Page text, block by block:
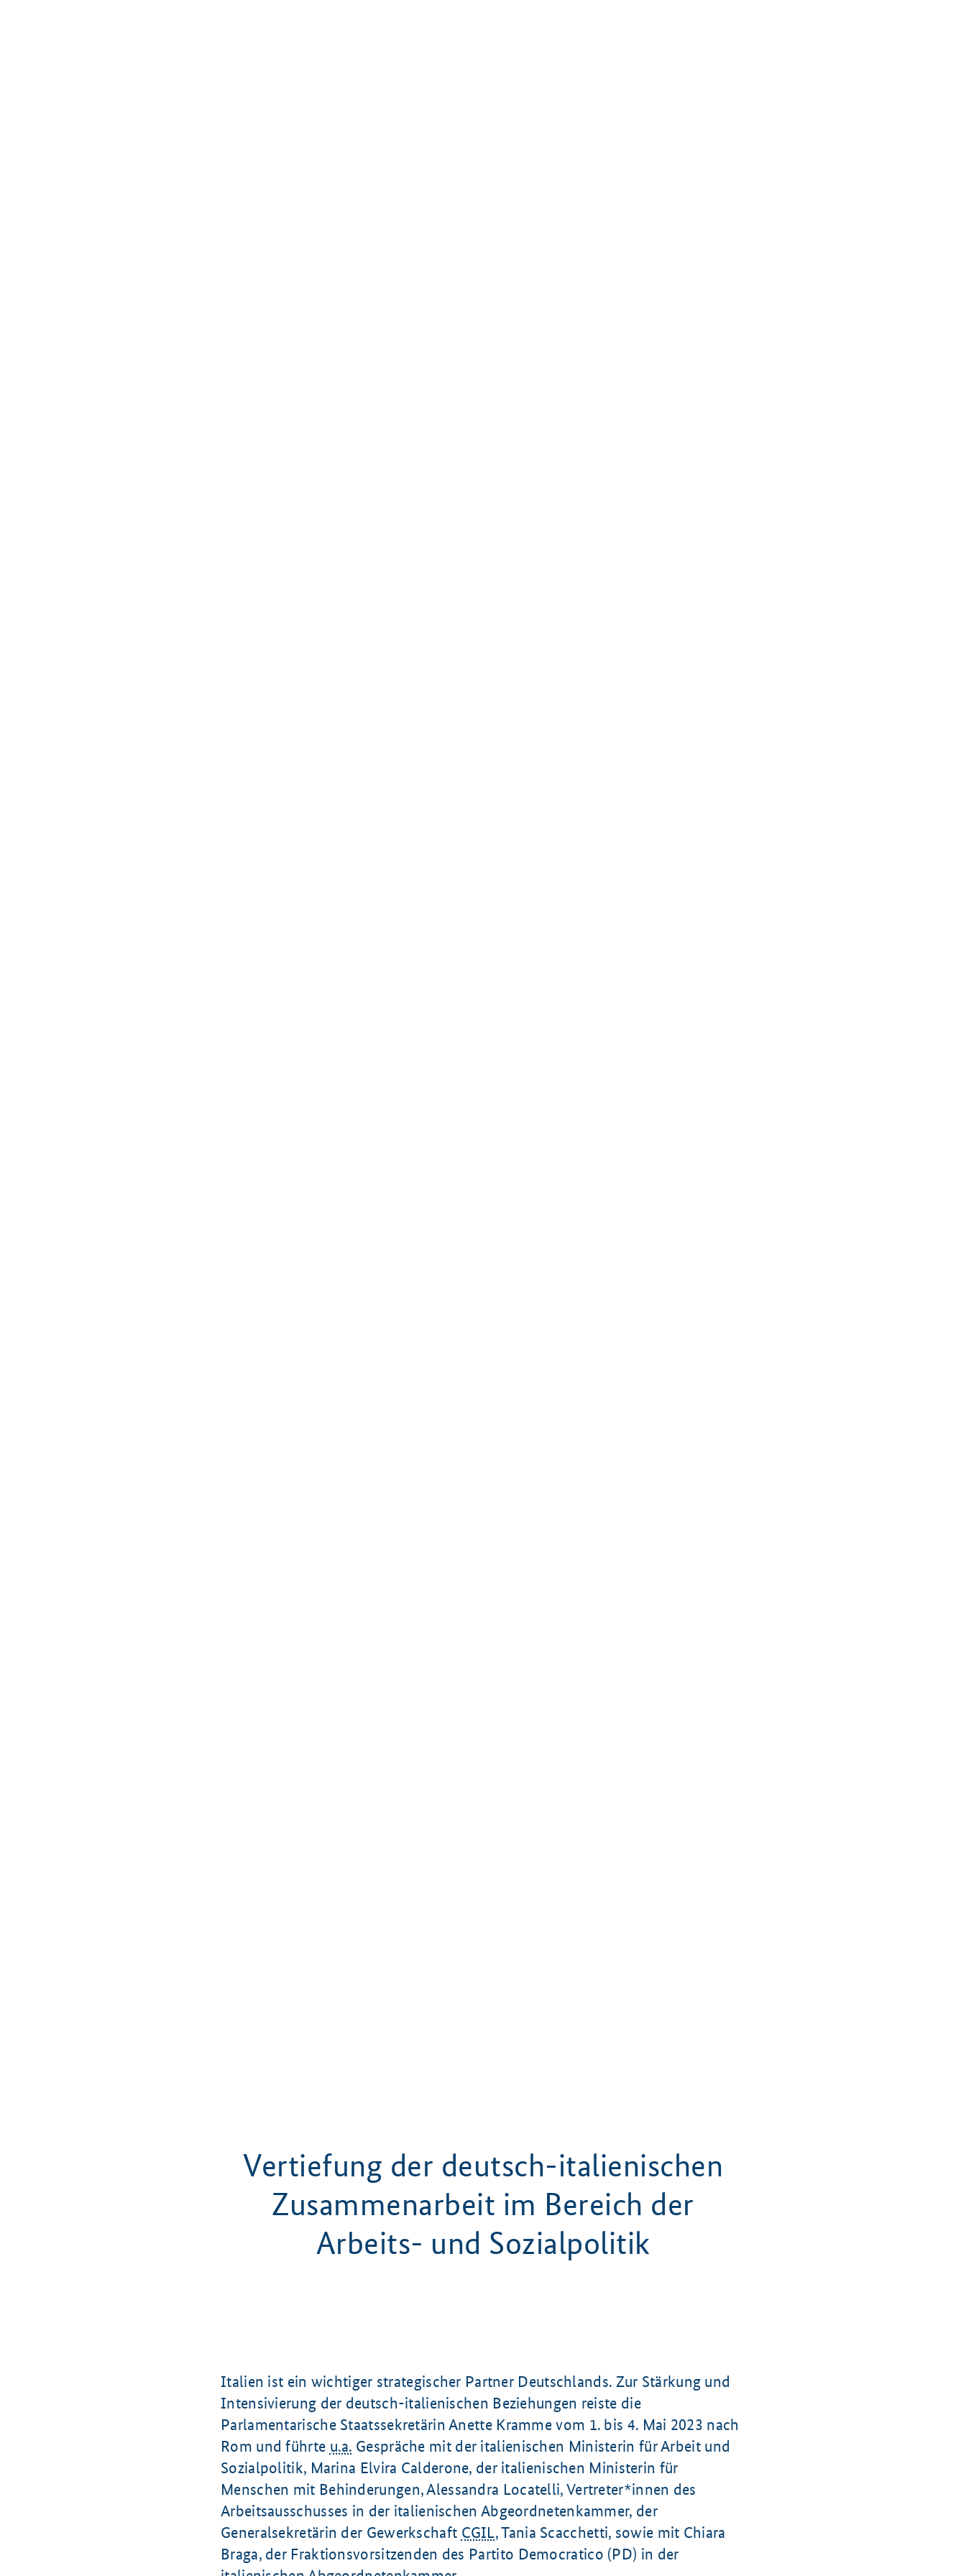
Vertiefung der deutsch-italienischen
Zusammenarbeit im Bereich der
Arbeits- und Sozialpolitik
Italien ist ein wichtiger strategischer Partner Deutschlands. Zur Stärkung und
Intensivierung der deutsch-italienischen Beziehungen reiste die
Parlamentarische Staatssekretärin Anette Kramme vom 1. bis 4. Mai 2023 nach
Rom und führte u.a. Gespräche mit der italienischen Ministerin für Arbeit und
Sozialpolitik, Marina Elvira Calderone, der italienischen Ministerin für
Menschen mit Behinderungen, Alessandra Locatelli, Vertreter*innen des
Arbeitsausschusses in der italienischen Abgeordnetenkammer, der
Generalsekretärin der Gewerkschaft CGIL, Tania Scacchetti, sowie mit Chiara
Braga, der Fraktionsvorsitzenden des Partito Democratico (PD) in der